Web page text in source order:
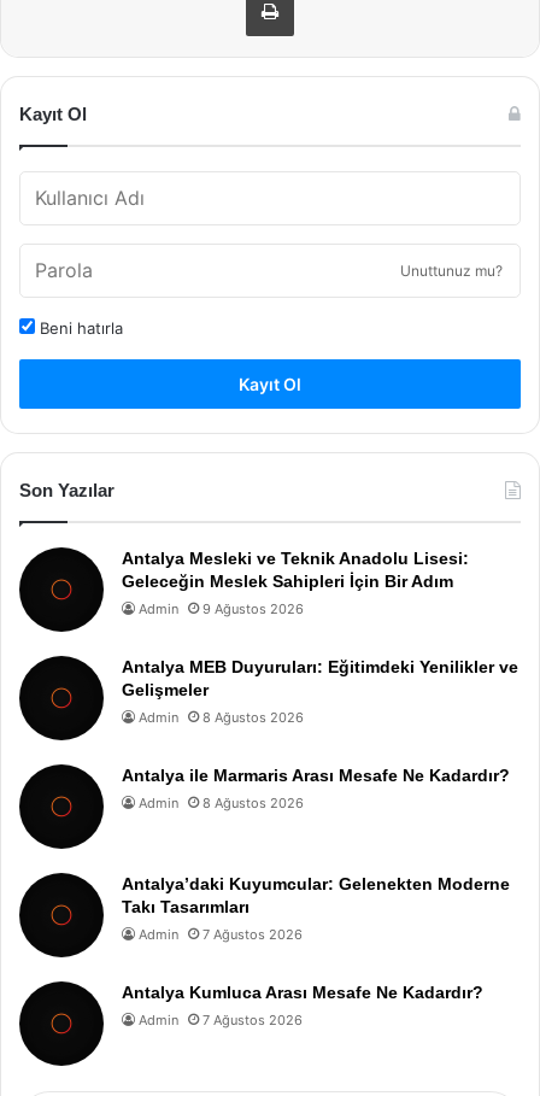
Kayıt Ol
Unuttunuz mu?
Beni hatırla
Kayıt Ol
Son Yazılar
Antalya Mesleki ve Teknik Anadolu Lisesi:
Geleceğin Meslek Sahipleri İçin Bir Adım
Admin 9 Ağustos 2026
Antalya MEB Duyuruları: Eğitimdeki Yenilikler ve
Gelişmeler
Admin 8 Ağustos 2026
Antalya ile Marmaris Arası Mesafe Ne Kadardır?
Admin 8 Ağustos 2026
Antalya’daki Kuyumcular: Gelenekten Moderne
Takı Tasarımları
Admin 7 Ağustos 2026
Antalya Kumluca Arası Mesafe Ne Kadardır?
Admin 7 Ağustos 2026